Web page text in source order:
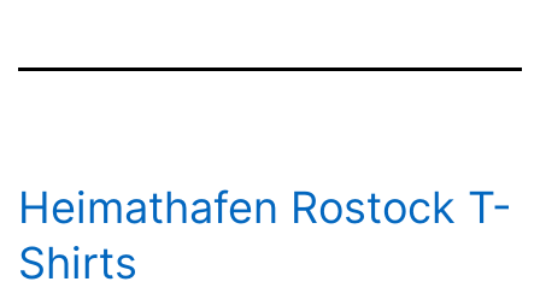
Heimathafen Rostock T-
Shirts